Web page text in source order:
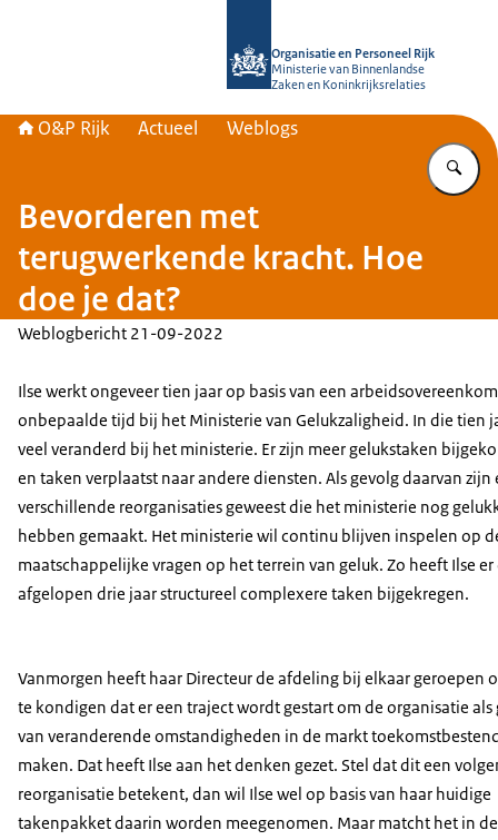
Organisatie en Personeel Rijk
Ministerie van Binnenlandse
Zaken en Koninkrijksrelaties
O&P Rijk Actueel Weblogs
Bevorderen met
terugwerkende kracht. Hoe
doe je dat?
Weblogbericht 21-09-2022
Ilse werkt ongeveer tien jaar op basis van een
onbepaalde tijd bij het Ministerie van Gelukzaligheid. In die tien
veel veranderd bij het ministerie. Er zijn meer gelukstaken
en taken verplaatst naar andere diensten. Als gevolg daarvan zijn
verschillende reorganisaties geweest die het ministerie nog
hebben gemaakt. Het ministerie wil continu blijven inspelen op
maatschappelijke vragen op het terrein van geluk. Zo heeft Ilse er
afgelopen drie jaar structureel complexere taken bijgekregen.
Vanmorgen heeft haar Directeur de afdeling bij elkaar geroepen
te kondigen dat er een traject wordt gestart om de organisatie als
van veranderende omstandigheden in de markt
maken. Dat heeft Ilse aan het denken gezet. Stel dat dit een
reorganisatie betekent, dan wil Ilse wel op basis van haar huidige
takenpakket daarin worden meegenomen. Maar matcht het in